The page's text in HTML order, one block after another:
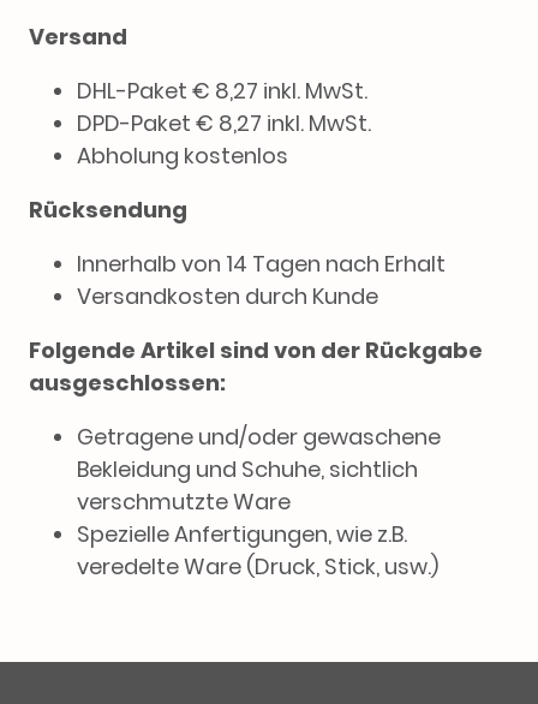
Versand
DHL-Paket € 8,27 inkl. MwSt.
DPD-Paket € 8,27 inkl. MwSt.
Abholung kostenlos
Rücksendung
Innerhalb von 14 Tagen nach Erhalt
Versandkosten durch Kunde
Folgende Artikel sind von der Rückgabe
ausgeschlossen:
Getragene und/oder gewaschene
Bekleidung und Schuhe, sichtlich
verschmutzte Ware
Spezielle Anfertigungen, wie z.B.
veredelte Ware (Druck, Stick, usw.)